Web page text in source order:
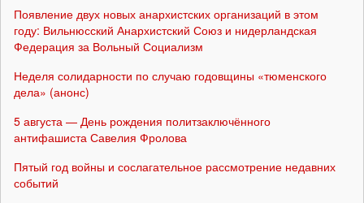
Появление двух новых анархистских организаций в этом
году: Вильнюсский Анархистский Союз и нидерландская
Федерация за Вольный Социализм
Неделя солидарности по случаю годовщины «тюменского
дела» (анонс)
5 августа — День рождения политзаключённого
антифашиста Савелия Фролова
Пятый год войны и сослагательное рассмотрение недавних
событий